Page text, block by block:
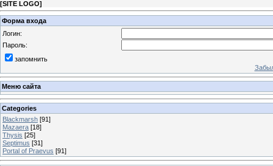
[SITE LOGO]
Форма входа
Логин:
Пароль:
запомнить
Меню сайта
Categories
Blackmarsh [91]
Mazaera [18]
Thysis [25]
Septimus [31]
Portal of Praevus [91]